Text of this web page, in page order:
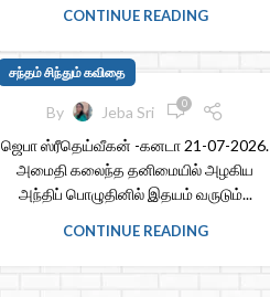
CONTINUE READING
சந்தம் சிந்தும் கவிதை
By Jeba Sri 0
ஜெபா ஸ்ரீதெய்வீகன் -கனடா 21-07-2026.
அமைதி கலைந்த தனிமையில் அழகிய
அந்திப் பொழுதினில் இதயம் வருடும்...
CONTINUE READING